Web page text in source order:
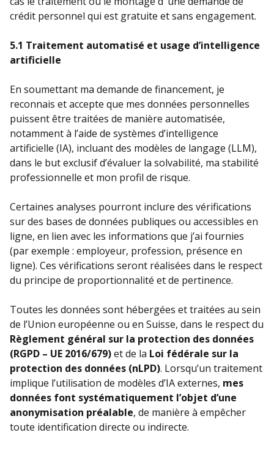
crédit personnel qui est gratuite et sans engagement.
5.1 Traitement automatisé et usage d’intelligence
artificielle
En soumettant ma demande de financement, je
reconnais et accepte que mes données personnelles
puissent être traitées de manière automatisée,
notamment à l’aide de systèmes d’intelligence
artificielle (IA), incluant des modèles de langage (LLM),
dans le but exclusif d’évaluer la solvabilité, ma stabilité
professionnelle et mon profil de risque.
Certaines analyses pourront inclure des vérifications
sur des bases de données publiques ou accessibles en
ligne, en lien avec les informations que j’ai fournies
(par exemple : employeur, profession, présence en
ligne). Ces vérifications seront réalisées dans le respect
du principe de proportionnalité et de pertinence.
Toutes les données sont hébergées et traitées au sein
de l’Union européenne ou en Suisse, dans le respect du
Règlement général sur la protection des données
(RGPD – UE 2016/679)et de la Loi fédérale sur la
protection des données (nLPD). Lorsqu’un traitement
implique l’utilisation de modèles d’IA externes, mes
données font systématiquement l’objet d’une
anonymisation préalable, de manière à empêcher
toute identification directe ou indirecte.